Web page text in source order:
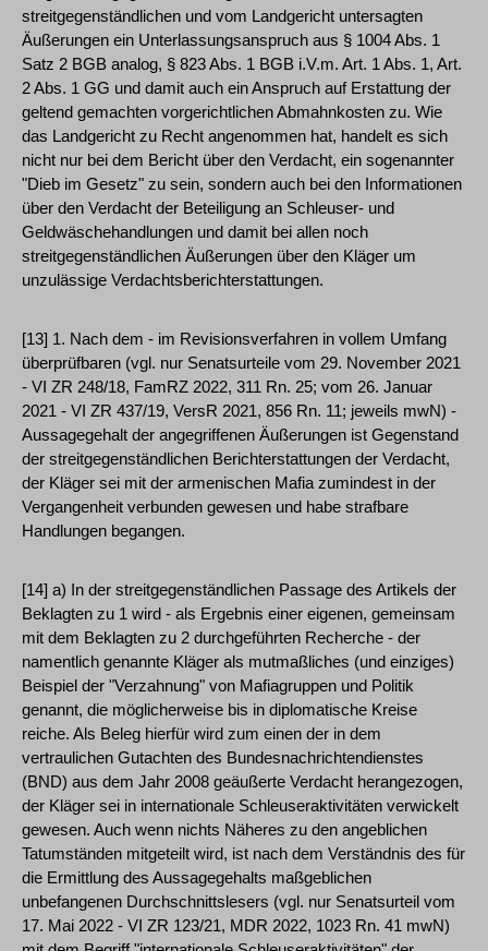
streitgegenständlichen und vom Landgericht untersagten
Äußerungen ein Unterlassungsanspruch aus § 1004 Abs. 1
Satz 2 BGB analog, § 823 Abs. 1 BGB i.V.m. Art. 1 Abs. 1, Art.
2 Abs. 1 GG und damit auch ein Anspruch auf Erstattung der
geltend gemachten vorgerichtlichen Abmahnkosten zu. Wie
das Landgericht zu Recht angenommen hat, handelt es sich
nicht nur bei dem Bericht über den Verdacht, ein sogenannter
"Dieb im Gesetz" zu sein, sondern auch bei den Informationen
über den Verdacht der Beteiligung an Schleuser- und
Geldwäschehandlungen und damit bei allen noch
streitgegenständlichen Äußerungen über den Kläger um
unzulässige Verdachtsberichterstattungen.
[13] 1. Nach dem - im Revisionsverfahren in vollem Umfang
überprüfbaren (vgl. nur Senatsurteile vom 29. November 2021
- VI ZR 248/18, FamRZ 2022, 311 Rn. 25; vom 26. Januar
2021 - VI ZR 437/19, VersR 2021, 856 Rn. 11; jeweils mwN) -
Aussagegehalt der angegriffenen Äußerungen ist Gegenstand
der streitgegenständlichen Berichterstattungen der Verdacht,
der Kläger sei mit der armenischen Mafia zumindest in der
Vergangenheit verbunden gewesen und habe strafbare
Handlungen begangen.
[14] a) In der streitgegenständlichen Passage des Artikels der
Beklagten zu 1 wird - als Ergebnis einer eigenen, gemeinsam
mit dem Beklagten zu 2 durchgeführten Recherche - der
namentlich genannte Kläger als mutmaßliches (und einziges)
Beispiel der "Verzahnung" von Mafiagruppen und Politik
genannt, die möglicherweise bis in diplomatische Kreise
reiche. Als Beleg hierfür wird zum einen der in dem
vertraulichen Gutachten des Bundesnachrichtendienstes
(BND) aus dem Jahr 2008 geäußerte Verdacht herangezogen,
der Kläger sei in internationale Schleuseraktivitäten verwickelt
gewesen. Auch wenn nichts Näheres zu den angeblichen
Tatumständen mitgeteilt wird, ist nach dem Verständnis des für
die Ermittlung des Aussagegehalts maßgeblichen
unbefangenen Durchschnittslesers (vgl. nur Senatsurteil vom
17. Mai 2022 - VI ZR 123/21, MDR 2022, 1023 Rn. 41 mwN)